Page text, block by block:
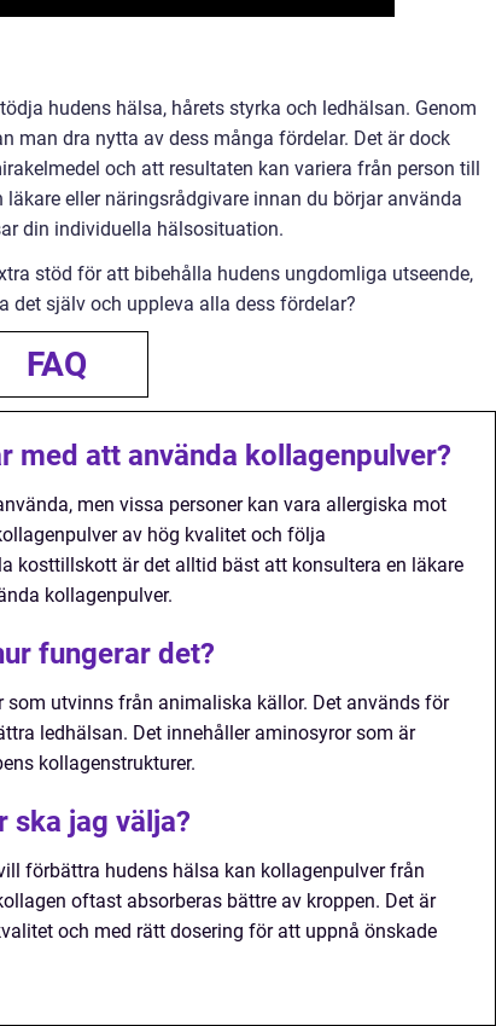
hudens hälsa, hårets styrka och ledhälsan. Genom
man dra nytta av dess många fördelar. Det är dock
och att resultaten kan variera från person till
eller näringsrådgivare innan du börjar använda
din individuella hälsosituation.
stöd för att bibehålla hudens ungdomliga utseende,
det själv och uppleva alla dess fördelar?
FAQ
med att använda kollagenpulver?
men vissa personer kan vara allergiska mot
av hög kvalitet och följa
kosttillskott är det alltid bäst att konsultera en läkare
kollagenpulver.
fungerar det?
som utvinns från animaliska källor. Det används för
ledhälsan. Det innehåller aminosyror som är
kollagenstrukturer.
ska jag välja?
förbättra hudens hälsa kan kollagenpulver från
oftast absorberas bättre av kroppen. Det är
och med rätt dosering för att uppnå önskade